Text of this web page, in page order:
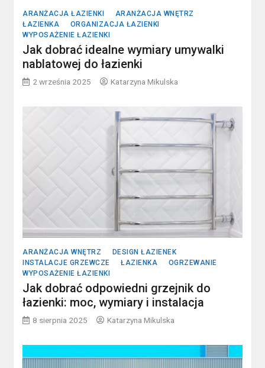
ARANŻACJA ŁAZIENKI
ARANŻACJA WNĘTRZ
ŁAZIENKA
ORGANIZACJA ŁAZIENKI
WYPOSAŻENIE ŁAZIENKI
Jak dobrać idealne wymiary umywalki
nablatowej do łazienki
2 września 2025 Katarzyna Mikulska
ARANŻACJA WNĘTRZ
DESIGN ŁAZIENEK
INSTALACJE GRZEWCZE
ŁAZIENKA
OGRZEWANIE
WYPOSAŻENIE ŁAZIENKI
Jak dobrać odpowiedni grzejnik do
łazienki: moc, wymiary i instalacja
8 sierpnia 2025 Katarzyna Mikulska